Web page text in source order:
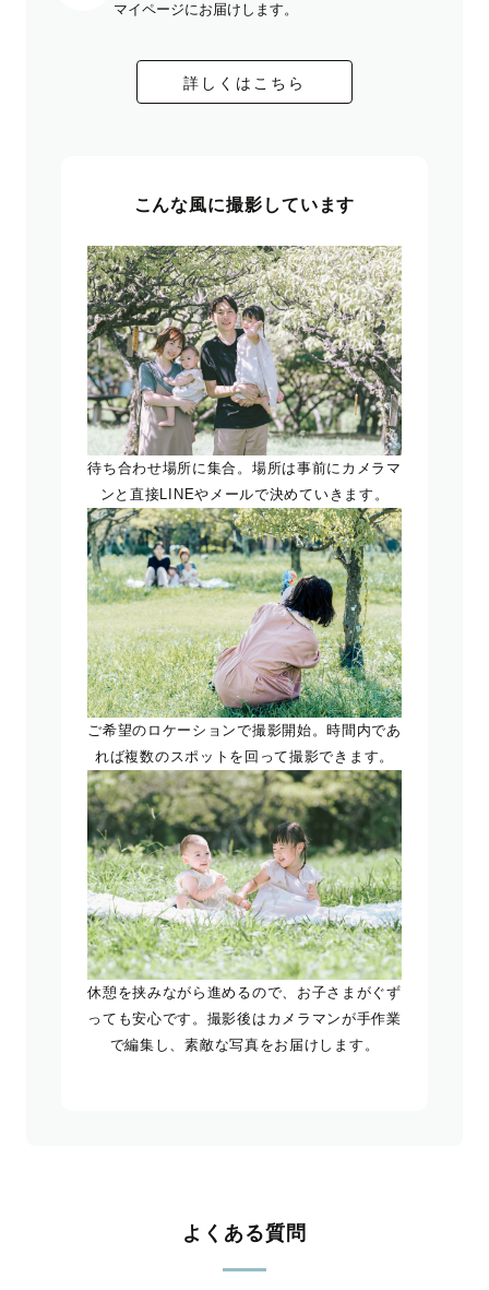
マイページにお届けします。
詳しくはこちら
こんな風に撮影しています
待ち合わせ場所に集合。場所は事前にカメラマ
ンと直接LINEやメールで決めていきます。
ご希望のロケーションで撮影開始。時間内であ
れば複数のスポットを回って撮影できます。
休憩を挟みながら進めるので、お子さまがぐず
っても安心です。撮影後はカメラマンが手作業
で編集し、素敵な写真をお届けします。
よくある質問